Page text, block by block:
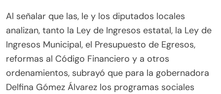
Al señalar que las, le y los diputados locales
analizan, tanto la Ley de Ingresos estatal, la Ley de
Ingresos Municipal, el Presupuesto de Egresos,
reformas al Código Financiero y a otros
ordenamientos, subrayó que para la gobernadora
Delfina Gómez Álvarez los programas sociales